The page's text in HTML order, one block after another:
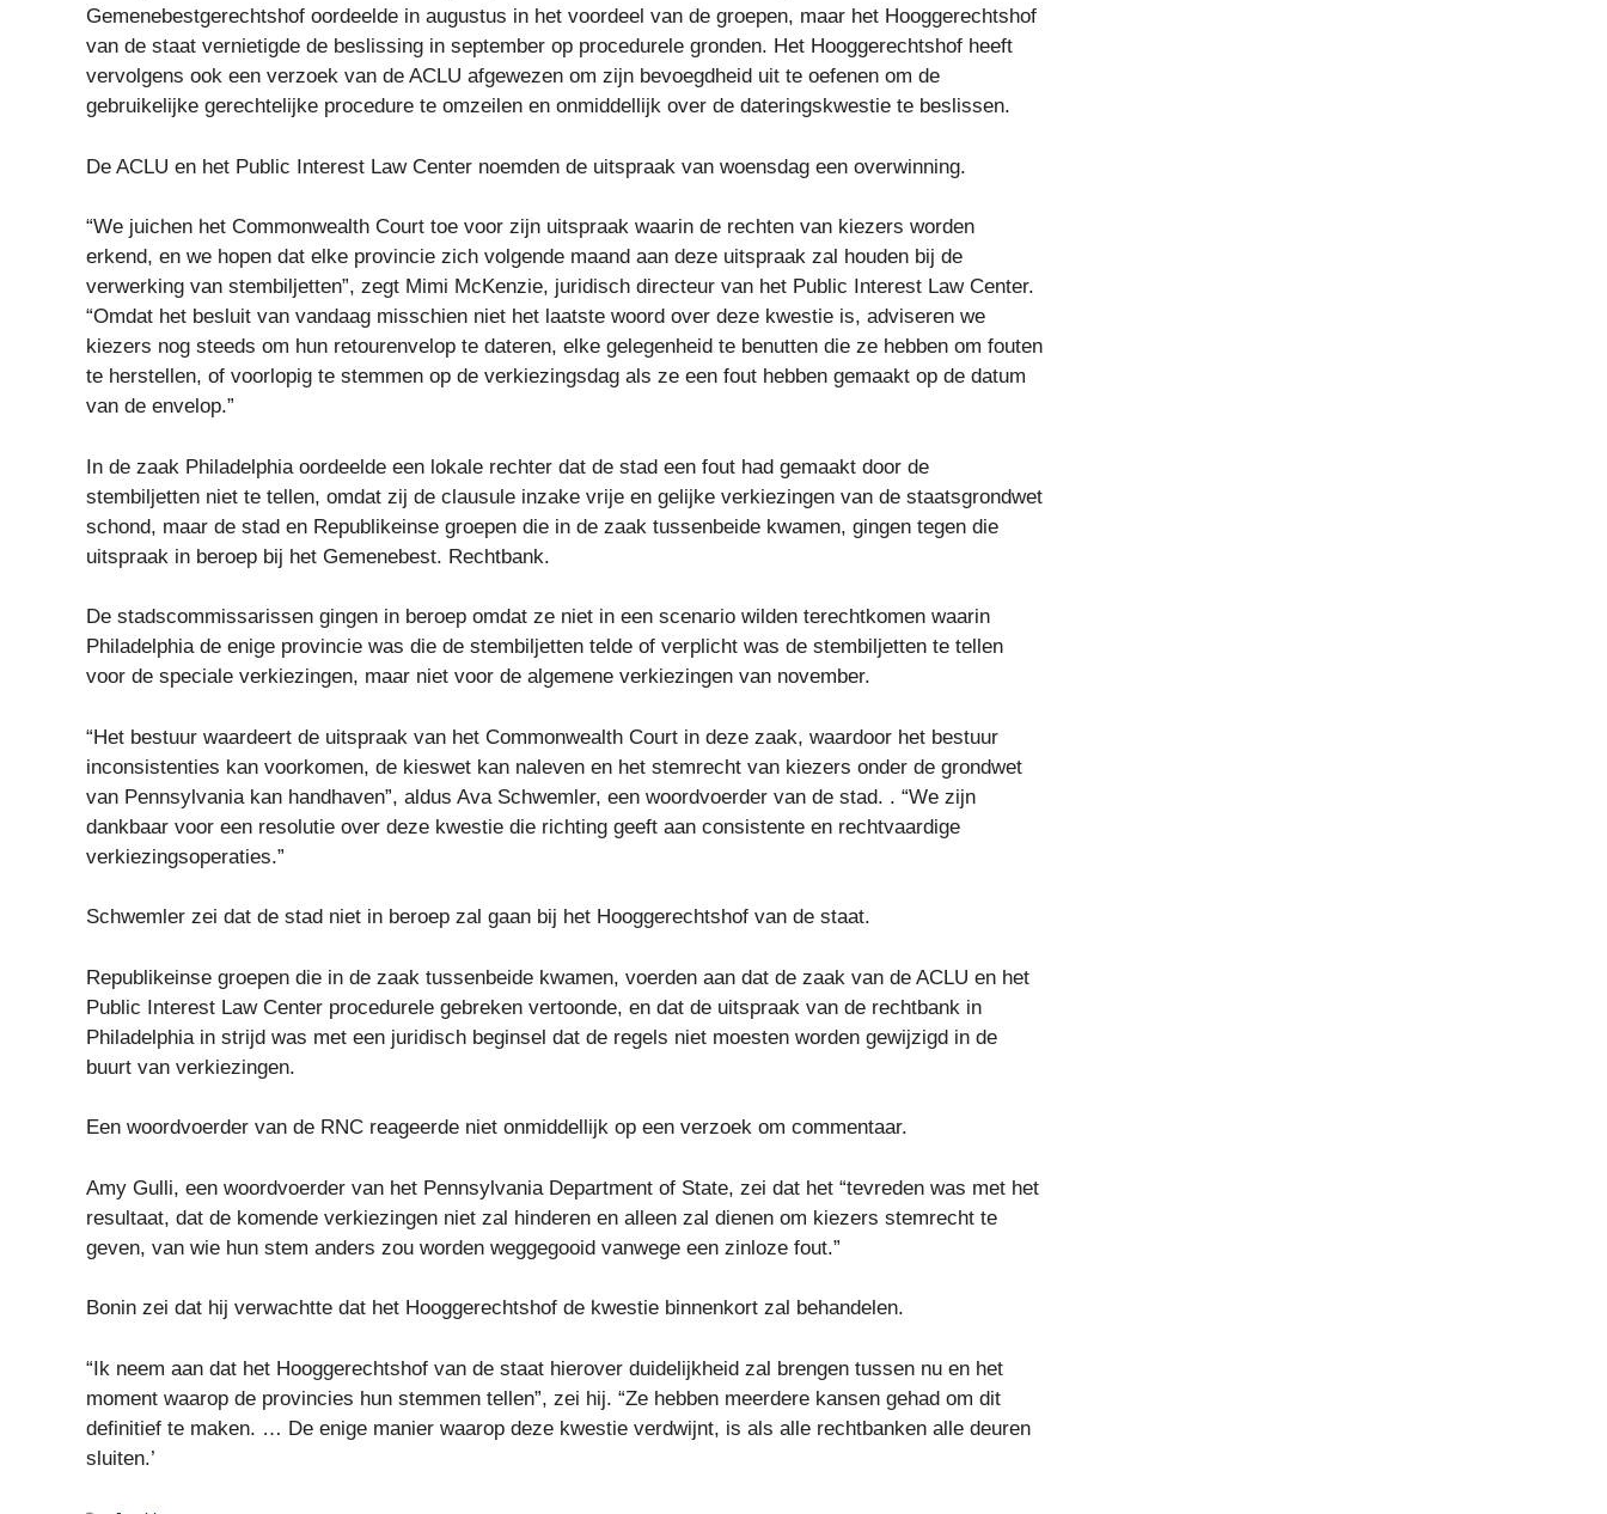
Gemenebestgerechtshof oordeelde in augustus in het voordeel van de groepen, maar het Hooggerechtshof
van de staat vernietigde de beslissing in september op procedurele gronden. Het Hooggerechtshof heeft
vervolgens ook een verzoek van de ACLU afgewezen om zijn bevoegdheid uit te oefenen om de
gebruikelijke gerechtelijke procedure te omzeilen en onmiddellijk over de dateringskwestie te beslissen.
De ACLU en het Public Interest Law Center noemden de uitspraak van woensdag een overwinning.
“We juichen het Commonwealth Court toe voor zijn uitspraak waarin de rechten van kiezers worden
erkend, en we hopen dat elke provincie zich volgende maand aan deze uitspraak zal houden bij de
verwerking van stembiljetten”, zegt Mimi McKenzie, juridisch directeur van het Public Interest Law Center.
“Omdat het besluit van vandaag misschien niet het laatste woord over deze kwestie is, adviseren we
kiezers nog steeds om hun retourenvelop te dateren, elke gelegenheid te benutten die ze hebben om fouten
te herstellen, of voorlopig te stemmen op de verkiezingsdag als ze een fout hebben gemaakt op de datum
van de envelop.”
In de zaak Philadelphia oordeelde een lokale rechter dat de stad een fout had gemaakt door de
stembiljetten niet te tellen, omdat zij de clausule inzake vrije en gelijke verkiezingen van de staatsgrondwet
schond, maar de stad en Republikeinse groepen die in de zaak tussenbeide kwamen, gingen tegen die
uitspraak in beroep bij het Gemenebest. Rechtbank.
De stadscommissarissen gingen in beroep omdat ze niet in een scenario wilden terechtkomen waarin
Philadelphia de enige provincie was die de stembiljetten telde of verplicht was de stembiljetten te tellen
voor de speciale verkiezingen, maar niet voor de algemene verkiezingen van november.
“Het bestuur waardeert de uitspraak van het Commonwealth Court in deze zaak, waardoor het bestuur
inconsistenties kan voorkomen, de kieswet kan naleven en het stemrecht van kiezers onder de grondwet
van Pennsylvania kan handhaven”, aldus Ava Schwemler, een woordvoerder van de stad. . “We zijn
dankbaar voor een resolutie over deze kwestie die richting geeft aan consistente en rechtvaardige
verkiezingsoperaties.”
Schwemler zei dat de stad niet in beroep zal gaan bij het Hooggerechtshof van de staat.
Republikeinse groepen die in de zaak tussenbeide kwamen, voerden aan dat de zaak van de ACLU en het
Public Interest Law Center procedurele gebreken vertoonde, en dat de uitspraak van de rechtbank in
Philadelphia in strijd was met een juridisch beginsel dat de regels niet moesten worden gewijzigd in de
buurt van verkiezingen.
Een woordvoerder van de RNC reageerde niet onmiddellijk op een verzoek om commentaar.
Amy Gulli, een woordvoerder van het Pennsylvania Department of State, zei dat het “tevreden was met het
resultaat, dat de komende verkiezingen niet zal hinderen en alleen zal dienen om kiezers stemrecht te
geven, van wie hun stem anders zou worden weggegooid vanwege een zinloze fout.”
Bonin zei dat hij verwachtte dat het Hooggerechtshof de kwestie binnenkort zal behandelen.
“Ik neem aan dat het Hooggerechtshof van de staat hierover duidelijkheid zal brengen tussen nu en het
moment waarop de provincies hun stemmen tellen”, zei hij. “Ze hebben meerdere kansen gehad om dit
definitief te maken. … De enige manier waarop deze kwestie verdwijnt, is als alle rechtbanken alle deuren
sluiten.’